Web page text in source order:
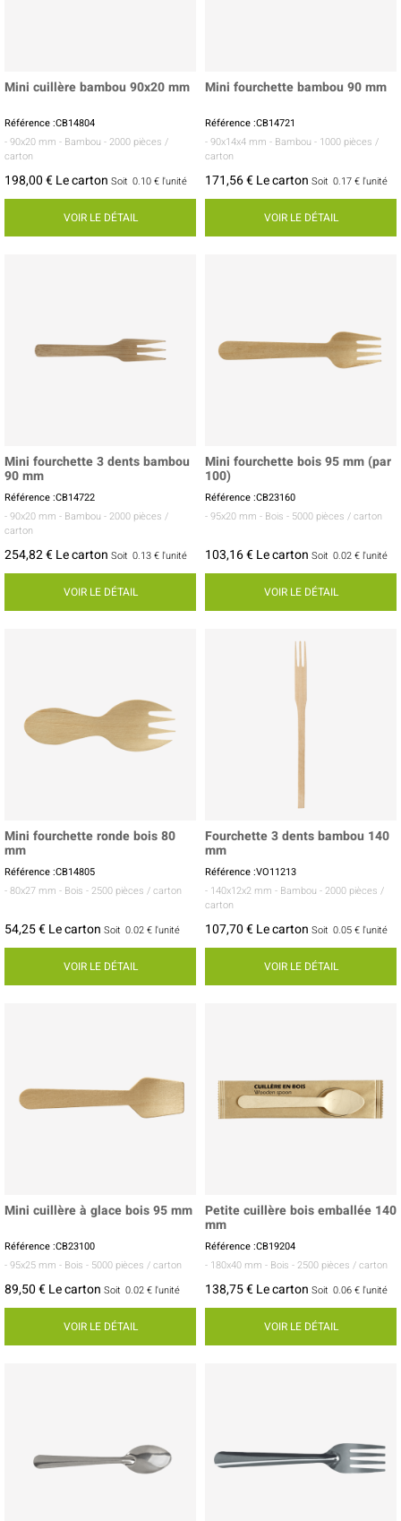
Mini cuillère bambou 90x20 mm
Référence :CB14804
- 90x20 mm - Bambou - 2000 pièces /
carton
198,00 € Le carton Soit 0.10 € l'unité
VOIR LE DÉTAIL
Mini fourchette bambou 90 mm
Référence :CB14721
- 90x14x4 mm - Bambou - 1000 pièces /
carton
171,56 € Le carton Soit 0.17 € l'unité
VOIR LE DÉTAIL
Mini fourchette 3 dents bambou
90 mm
Référence :CB14722
- 90x20 mm - Bambou - 2000 pièces /
carton
254,82 € Le carton Soit 0.13 € l'unité
VOIR LE DÉTAIL
Mini fourchette bois 95 mm (par
100)
Référence :CB23160
- 95x20 mm - Bois - 5000 pièces / carton
103,16 € Le carton Soit 0.02 € l'unité
VOIR LE DÉTAIL
Mini fourchette ronde bois 80
mm
Référence :CB14805
- 80x27 mm - Bois - 2500 pièces / carton
54,25 € Le carton Soit 0.02 € l'unité
VOIR LE DÉTAIL
Fourchette 3 dents bambou 140
mm
Référence :VO11213
- 140x12x2 mm - Bambou - 2000 pièces /
carton
107,70 € Le carton Soit 0.05 € l'unité
VOIR LE DÉTAIL
Mini cuillère à glace bois 95 mm
Référence :CB23100
- 95x25 mm - Bois - 5000 pièces / carton
89,50 € Le carton Soit 0.02 € l'unité
VOIR LE DÉTAIL
Petite cuillère bois emballée 140
mm
Référence :CB19204
- 180x40 mm - Bois - 2500 pièces / carton
138,75 € Le carton Soit 0.06 € l'unité
VOIR LE DÉTAIL